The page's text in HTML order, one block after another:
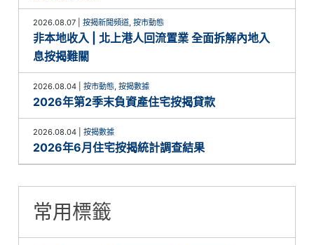
2026.08.07 |按揭新聞頻道 ,按市動態
非本地收入 | 北上港人回流置業 全面拆解內地入
息按揭難關
2026.08.04 |按市動態 ,按揭數據
2026年第2季末負資產住宅按揭貸款
2026.08.04 |按揭數據
2026年6月住宅按揭統計調查結果
常用標籤